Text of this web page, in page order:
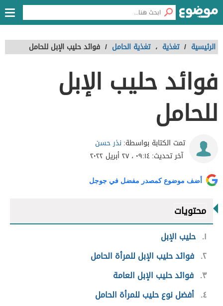
الرئيسية / تغذية ، تغذية الحامل / فوائد حليب الإبل للحامل
فوائد حليب الإبل
للحامل
تمت الكتابة بواسطة: نذر حسن
آخر تحديث:٠٩:١٤ ، ٢٧ أبريل ٢٠٢٢
أضف موضوع كمصدر مفضل في جوجل
محتويات
١ حليب الإبل
٢ فوائد حليب الإبل للمرأة الحامل
٣ فوائد حليب الإبل العامة
٤ أفضل نوع حليب للمرأة الحامل